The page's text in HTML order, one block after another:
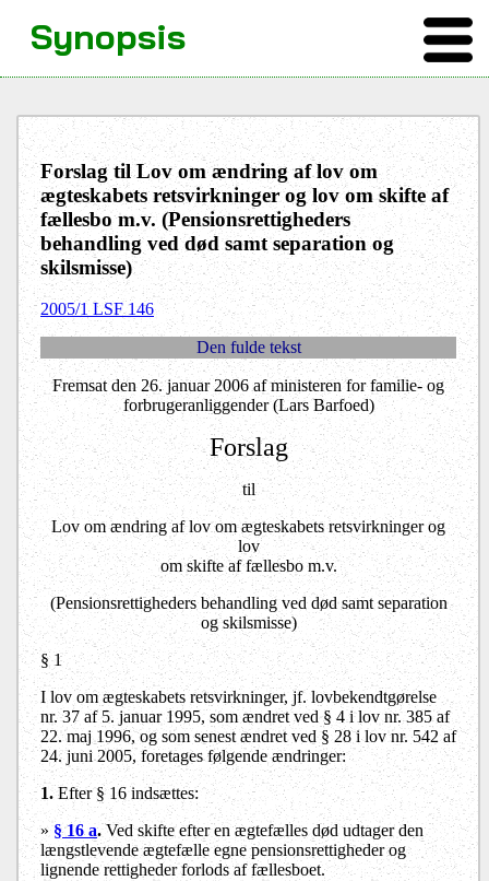
Forslag til Lov om ændring af lov om
ægteskabets retsvirkninger og lov om skifte af
fællesbo m.v. (Pensionsrettigheders
behandling ved død samt separation og
skilsmisse)
2005/1 LSF 146
Den fulde tekst
Fremsat den 26. januar 2006 af ministeren for familie- og
forbrugeranliggender (Lars Barfoed)
Forslag
til
Lov om ændring af lov om ægteskabets retsvirkninger og
lov
om skifte af fællesbo m.v.
(Pensionsrettigheders behandling ved død samt separation
og skilsmisse)
§ 1
I lov om ægteskabets retsvirkninger, jf. lovbekendtgørelse
nr. 37 af 5. januar 1995, som ændret ved § 4 i lov nr. 385 af
22. maj 1996, og som senest ændret ved § 28 i lov nr. 542 af
24. juni 2005, foretages følgende ændringer:
1. Efter § 16 indsættes:
» § 16 a.Ved skifte efter en ægtefælles død udtager den
længstlevende ægtefælle egne pensionsrettigheder og
lignende rettigheder forlods af fællesboet.
Synopsis